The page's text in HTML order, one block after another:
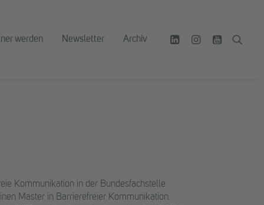
werden Newsletter Archiv
Kommunikation in der Bundesfachstelle
Master in Barrierefreier Kommunikation.